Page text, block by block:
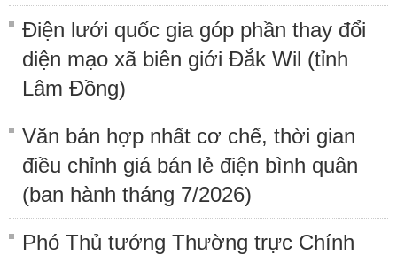
Điện lưới quốc gia góp phần thay đổi
diện mạo xã biên giới Đắk Wil (tỉnh
Lâm Đồng)
Văn bản hợp nhất cơ chế, thời gian
điều chỉnh giá bán lẻ điện bình quân
(ban hành tháng 7/2026)
Phó Thủ tướng Thường trực Chính